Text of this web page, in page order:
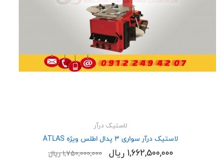
لاستیک درآر
لاستیک درآر سواری 3 پدال اطلس ویژه ATLAS
1,662,500,000 ریال
1,750,000,000 ریال